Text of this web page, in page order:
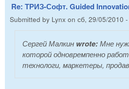
Re: ТРИЗ-Софт. Guided
Submitted by Lynx on сб, 29/05/2010
Сергей Малкин wrote:Мне
которой одновремпенно
технологи, маркетеры,